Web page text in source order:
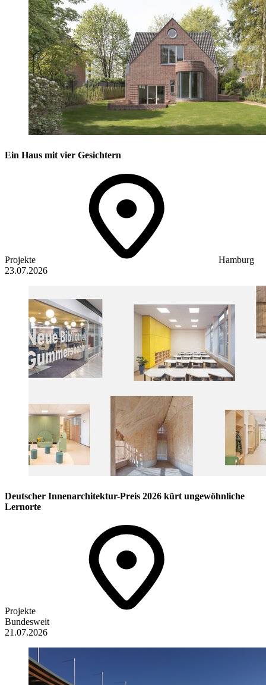
Ein Haus mit vier Gesichtern
Projekte
Hamburg
23.07.2026
Deutscher Innenarchitektur-Preis 2026 kürt ungewöhnliche
Lernorte
Projekte
Bundesweit
21.07.2026